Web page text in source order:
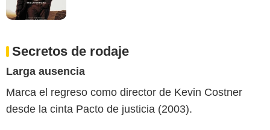
Secretos de rodaje
Larga ausencia
Marca el regreso como director de Kevin Costner
desde la cinta Pacto de justicia (2003).